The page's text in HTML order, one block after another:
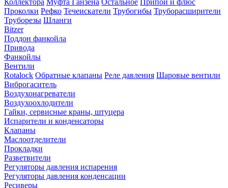
Коллектора Муфта Ганзена Остальное Припой и флюс
Проколки Рефко Течеискатели Трубогибы Труборасширители
Труборезы Шланги
Bitzer
Поддон фанкойла
Привода
Фанкойлы
Вентили
Rotalock Обратные клапаны Реле давления Шаровые вентили
Виброгаситель
Воздухонагреватели
Воздухоохлодители
Гайки, сервисные краны, штуцера
Испарители и конденсаторы
Клапаны
Маслоотделители
Прокладки
Разветвители
Регуляторы давления испарения
Регуляторы давления конденсации
Ресиверы